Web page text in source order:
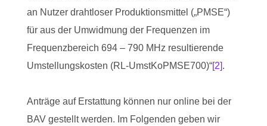
an Nutzer drahtloser Produktionsmittel („PMSE“)
für aus der Umwidmung der Frequenzen im
Frequenzbereich 694 – 790 MHz resultierende
Umstellungskosten (RL-UmstKoPMSE700)“[2].
Anträge auf Erstattung können nur online bei der
BAV gestellt werden. Im Folgenden geben wir